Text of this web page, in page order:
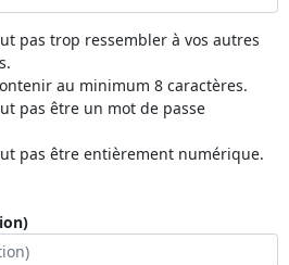
pas trop ressembler à vos autres
au minimum 8 caractères.
pas être un mot de passe
pas être entièrement numérique.